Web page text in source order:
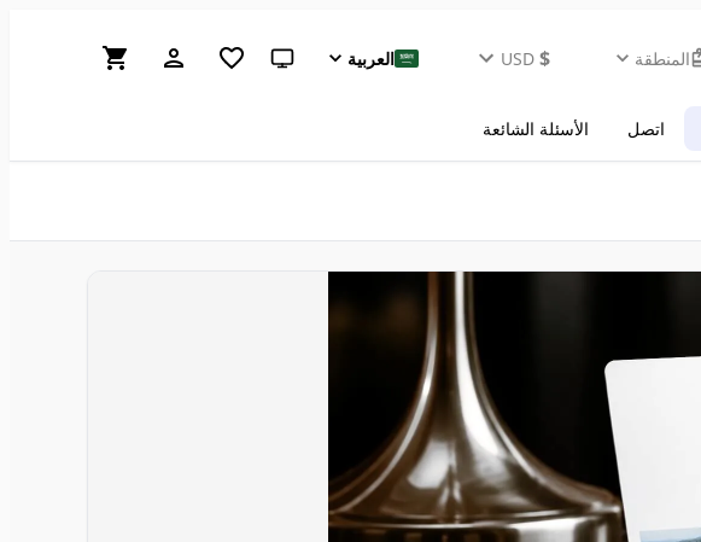
المنطقة $
USD العربية سمة النظام (انقر للفاتحة)
اتصل الأسئلة الشائعة